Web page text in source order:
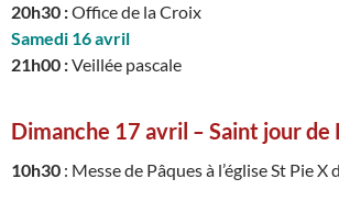
20h30 :Office de la Croix
Samedi 16 avril
21h00 :Veillée pascale
Dimanche 17 avril – Saint jour de
10h30 : Messe de Pâques à l’église St Pie X